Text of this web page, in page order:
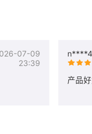
07-09
23:39
n****4
产品